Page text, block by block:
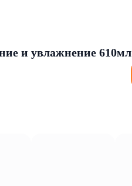
и увлажнение 610мл